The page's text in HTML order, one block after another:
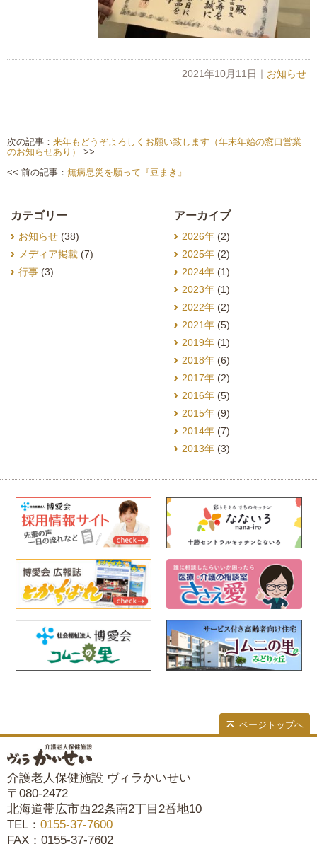
2021年10月11日 ｜ お知らせ
次の記事： 来年もどうぞよろしくお願い致します（年末年始の窓口営業
のお知らせあり）
>>
<< 前の記事： 無病息災を願って『豆まき』
カテゴリー
お知らせ (38)
メディア掲載 (7)
行事 (3)
アーカイブ
2026年 (2)
2025年 (2)
2024年 (1)
2023年 (1)
2022年 (2)
2021年 (5)
2019年 (1)
2018年 (6)
2017年 (2)
2016年 (5)
2015年 (9)
2014年 (7)
2013年 (3)
ページトップへ
介護老人保健施設 ヴィラかいせい
〒080-2472
北海道帯広市西22条南2丁目2番地10
TEL： 0155-37-7600
FAX：0155-37-7602